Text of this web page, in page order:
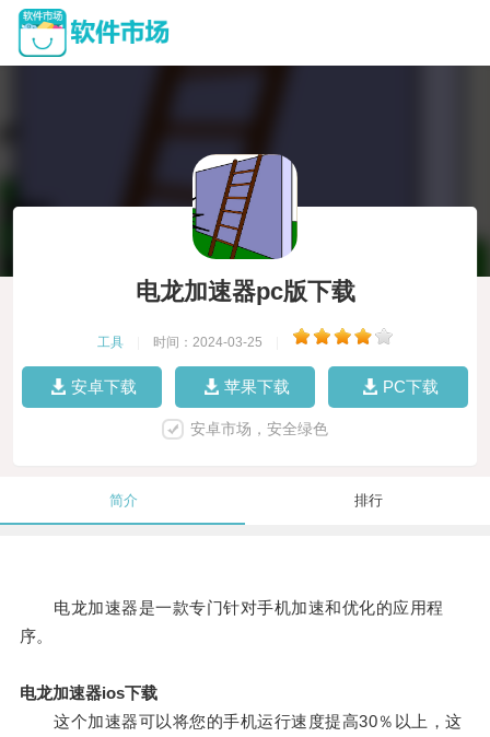
电龙加速器pc版下载
工具 时间：2024-03-25
安卓下载 苹果下载 PC下载
安卓市场，安全绿色
简介 排行
电龙加速器是一款专门针对手机加速和优化的应用程
序。
电龙加速器ios下载
这个加速器可以将您的手机运行速度提高30％以上，这